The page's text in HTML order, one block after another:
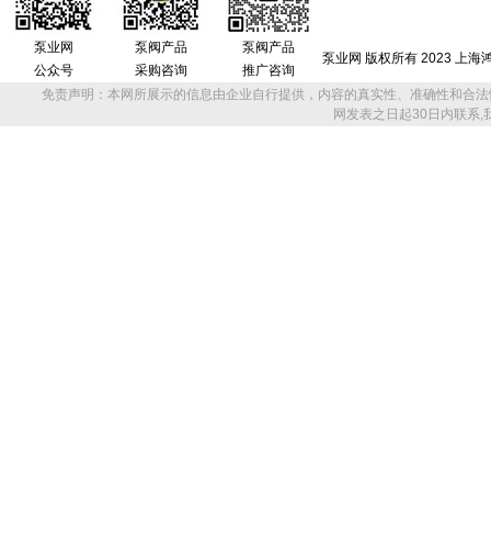
泵业网
公众号
泵阀产品
采购咨询
泵阀产品
推广咨询
泵业网 版权所有 2023 上海
免责声明：本网所展示的信息由企业自行提供，内容的真实性、准确性和合
网发表之日起30日内联系,